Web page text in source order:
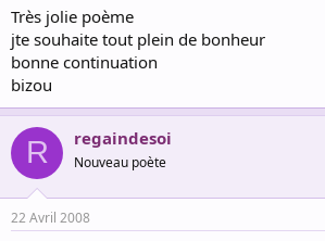
Très jolie poème
jte souhaite tout plein de bonheur
bonne continuation
bizou
R regaindesoi
Nouveau poète
22 Avril 2008